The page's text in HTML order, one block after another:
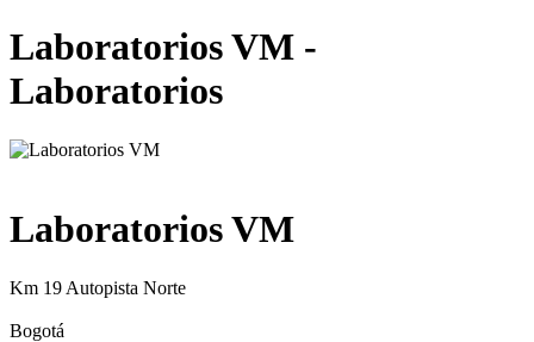
Laboratorios VM -
Laboratorios
Laboratorios VM
Km 19 Autopista Norte
Bogotá